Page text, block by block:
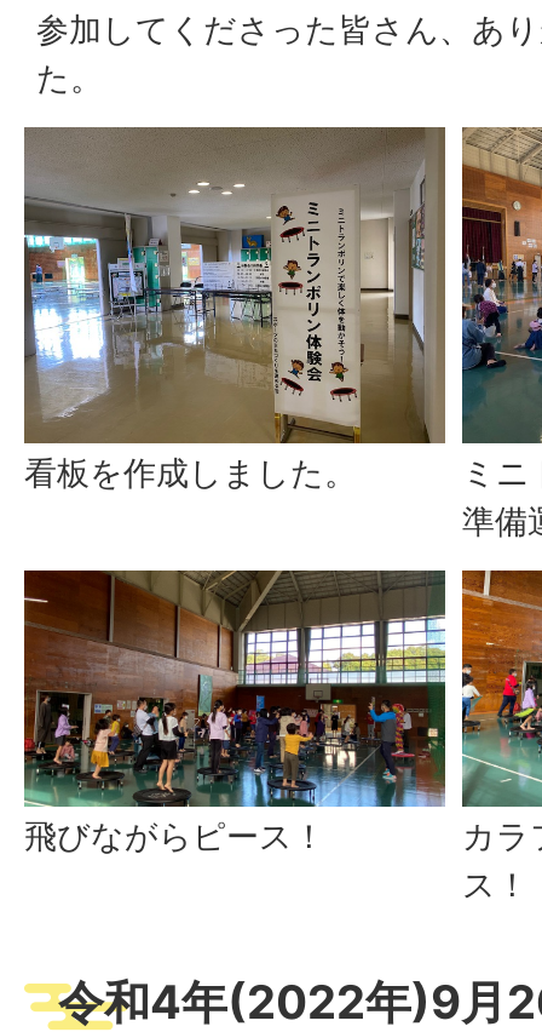
参加してくださった皆さん、あ
た。
看板を作成しました。
ミ
準備
飛びながらピース！
カラ
ス！
令和4年(2022年)9月